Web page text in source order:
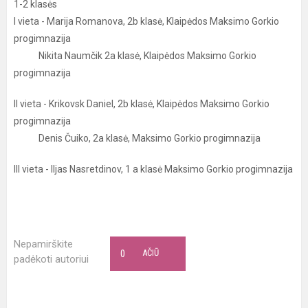
1-2 klasės
I vieta - Marija Romanova, 2b klasė, Klaipėdos Maksimo Gorkio
progimnazija
Nikita Naumčik 2a klasė, Klaipėdos Maksimo Gorkio
progimnazija
II vieta - Krikovsk Daniel, 2b klasė, Klaipėdos Maksimo Gorkio
progimnazija
Denis Čuiko, 2a klasė, Maksimo Gorkio progimnazija
III vieta - Iljas Nasretdinov, 1 a klasė Maksimo Gorkio progimnazija
Nepamirškite
padėkoti autoriui
AČIŪ
0